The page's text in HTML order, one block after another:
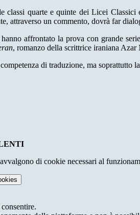
classi quarte e quinte dei Licei
attraverso un commento, dovrà far
affrontato la prova con grande
, romanzo della scrittrice iraniana
di traduzione, ma soprattutto
di cookie necessari al